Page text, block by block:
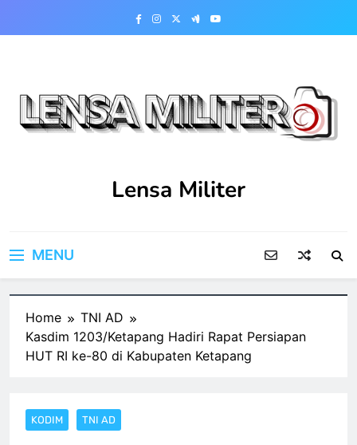
Lensa Militer
MENU
Home
TNI AD
Kasdim 1203/Ketapang Hadiri Rapat Persiapan
HUT RI ke-80 di Kabupaten Ketapang
KODIM TNI AD